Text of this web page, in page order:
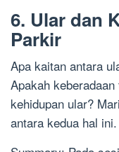
6. Ular dan
Parkir
Apa kaitan antara
Apakah
kehidupan ular?
antara kedua hal ini.